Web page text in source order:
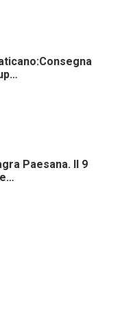
Paesana. Il 9